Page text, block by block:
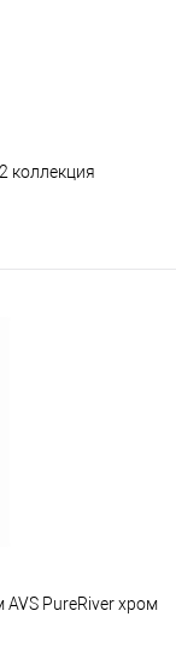
коллекция
PureRiver хром